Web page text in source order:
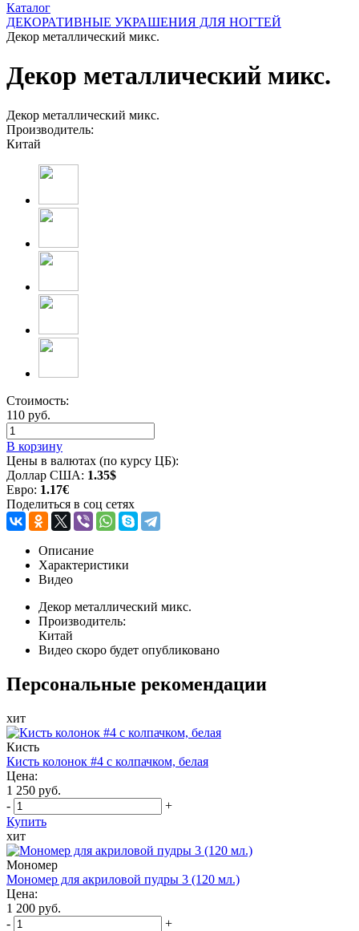
Каталог
ДЕКОРАТИВНЫЕ УКРАШЕНИЯ ДЛЯ НОГТЕЙ
Декор металлический микс.
Декор металлический микс.
Декор металлический микс.
Производитель:
Китай
Стоимость:
110 руб.
В корзину
Цены в валютах (по курсу ЦБ):
Доллар США: 1.35$
Евро: 1.17€
Поделиться в соц сетях
Описание
Характеристики
Видео
Декор металлический микс.
Производитель:
Китай
Видео скоро будет опубликовано
Персональные рекомендации
хит
Кисть
Кисть колонок #4 с колпачком, белая
Цена:
1 250 руб.
-
+
Купить
хит
Мономер
Мономер для акриловой пудры 3 (120 мл.)
Цена:
1 200 руб.
-
+